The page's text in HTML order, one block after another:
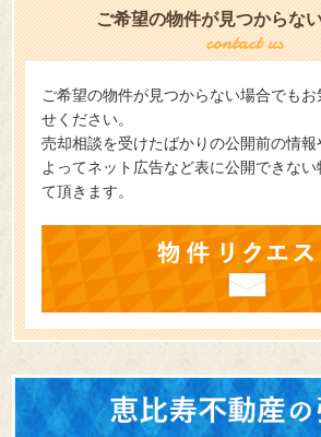
ご希望の物件が見つからな
ご希望の物件が見つからない場合でも
せください。
売却相談を受けたばかりの公開前の情報
よってネット広告など表に公開できな
て頂きます。